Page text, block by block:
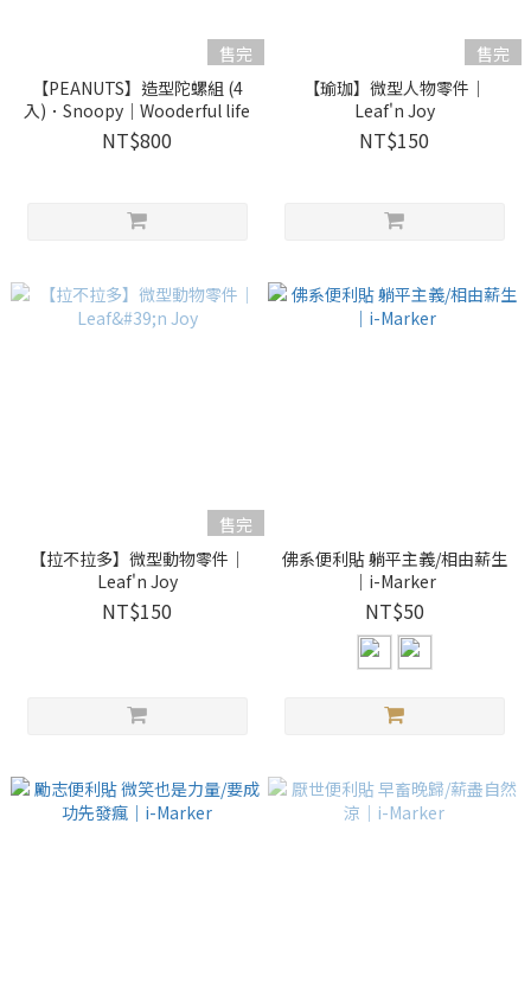
售完
【PEANUTS】造型陀螺組 (4
入)．Snoopy｜Wooderful life
NT$800
售完
【瑜珈】微型人物零件｜
Leaf'n Joy
NT$150
售完
【拉不拉多】微型動物零件｜
Leaf'n Joy
NT$150
佛系便利貼 躺平主義/相由薪生
｜i-Marker
NT$50